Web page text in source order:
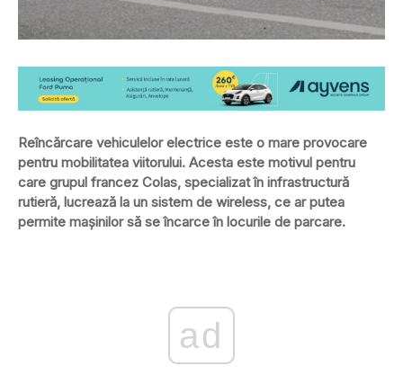
Reîncărcare vehiculelor electrice este o mare provocare
pentru mobilitatea viitorului. Acesta este motivul pentru
care grupul francez Colas, specializat în infrastructură
rutieră, lucrează la un sistem de wireless, ce ar putea
permite maşinilor să se încarce în locurile de parcare.
ad